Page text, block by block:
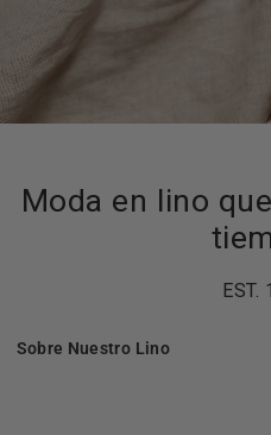
Moda en lino
EST.
Sobre Nuestro Lino